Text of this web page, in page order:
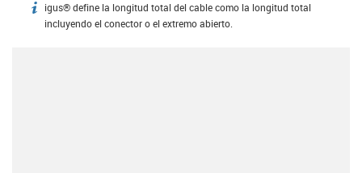
igus-icon-info
igus® define la longitud total del cable como la longitud total
incluyendo el conector o el extremo abierto.